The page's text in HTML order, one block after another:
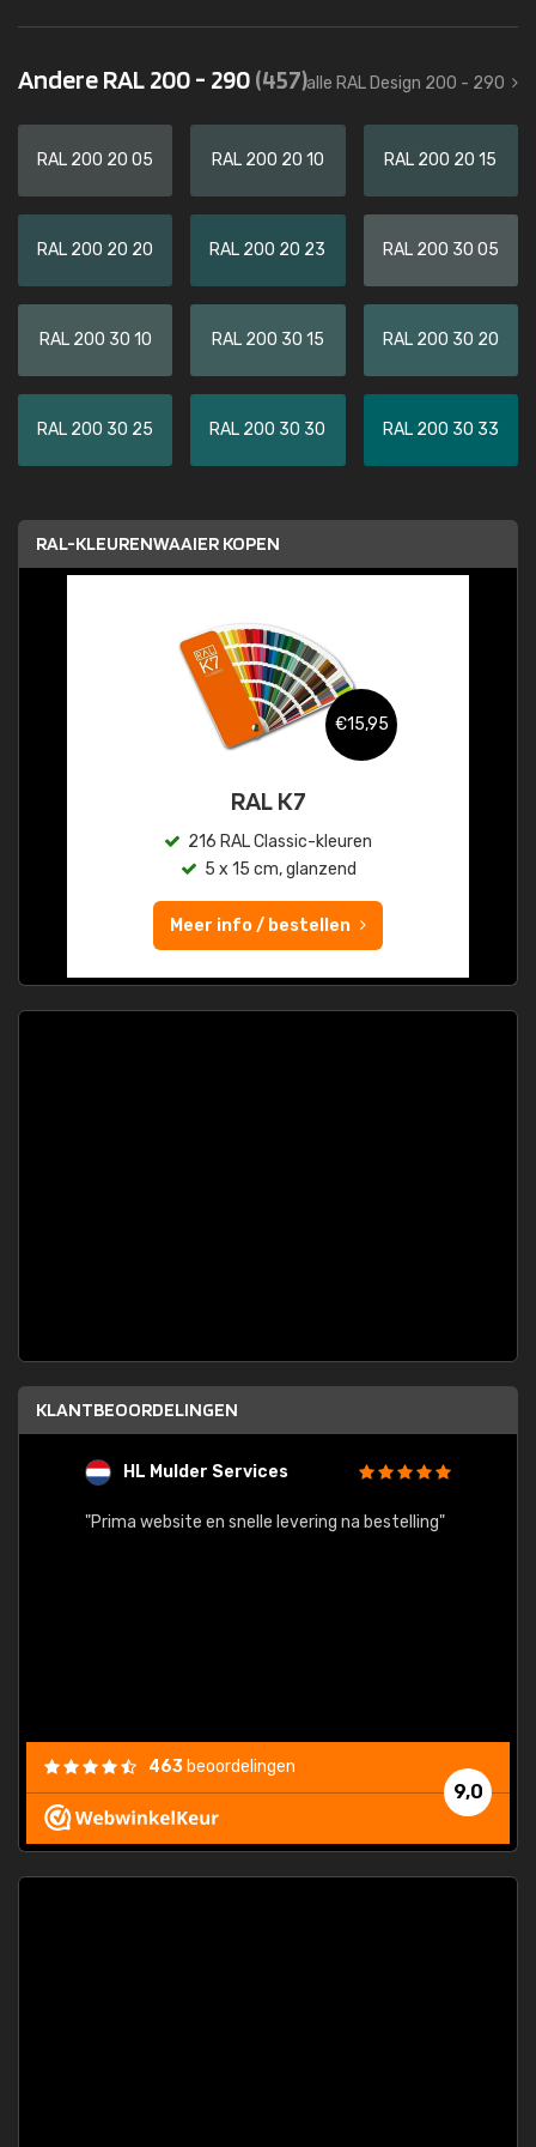
Andere RAL 200 - 290(457)alle RAL Design 200 - 290
RAL 200 20 05 RAL 200 20 10 RAL 200 20 15
RAL 200 20 20 RAL 200 20 23 RAL 200 30 05
RAL 200 30 10 RAL 200 30 15 RAL 200 30 20
RAL 200 30 25 RAL 200 30 30 RAL 200 30 33
RAL-KLEURENWAAIER KOPEN
€15,95
RAL K7
216 RAL Classic-kleuren
5 x 15 cm, glanzend
Meer info / bestellen
KLANTBEOORDELINGEN
HL Mulder Services
"Prima website en snelle levering na bestelling"
9,0
463 beoordelingen